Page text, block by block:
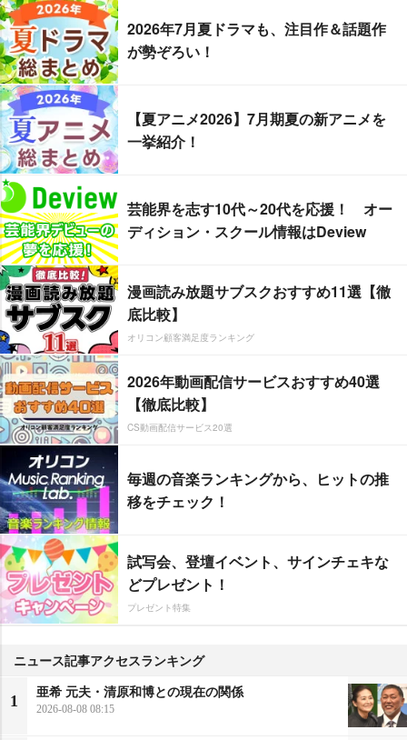
2026年7月夏ドラマも、注目作＆話題作
が勢ぞろい！
【夏アニメ2026】7月期夏の新アニメを
一挙紹介！
芸能界を志す10代～20代を応援！ オー
ディション・スクール情報はDeview
漫画読み放題サブスクおすすめ11選【徹
底比較】
オリコン顧客満足度ランキング
2026年動画配信サービスおすすめ40選
【徹底比較】
CS動画配信サービス20選
毎週の音楽ランキングから、ヒットの推
移をチェック！
試写会、登壇イベント、サインチェキな
どプレゼント！
プレゼント特集
ニュース記事アクセスランキング
1
亜希 元夫・清原和博との現在の関係
2026-08-08 08:15